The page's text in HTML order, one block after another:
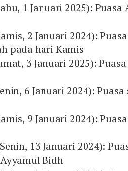
1 Januari 2025): Puasa
2 Januari 2024):
pada hari Kamis
3 Januari 2025):
6 Januari 2024):
9 Januari 2024):
13 Januari 2024):
Bidh